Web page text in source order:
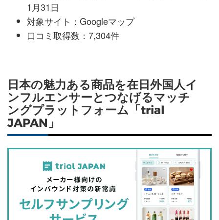
1月31日
対象サイト：Googleマップ
口コミ取得数：7,304件
日本の魅力ある商品を在日外国人イ
ンフルエンサーとつなげるマッチ
ングプラットフォーム「trial
JAPAN」